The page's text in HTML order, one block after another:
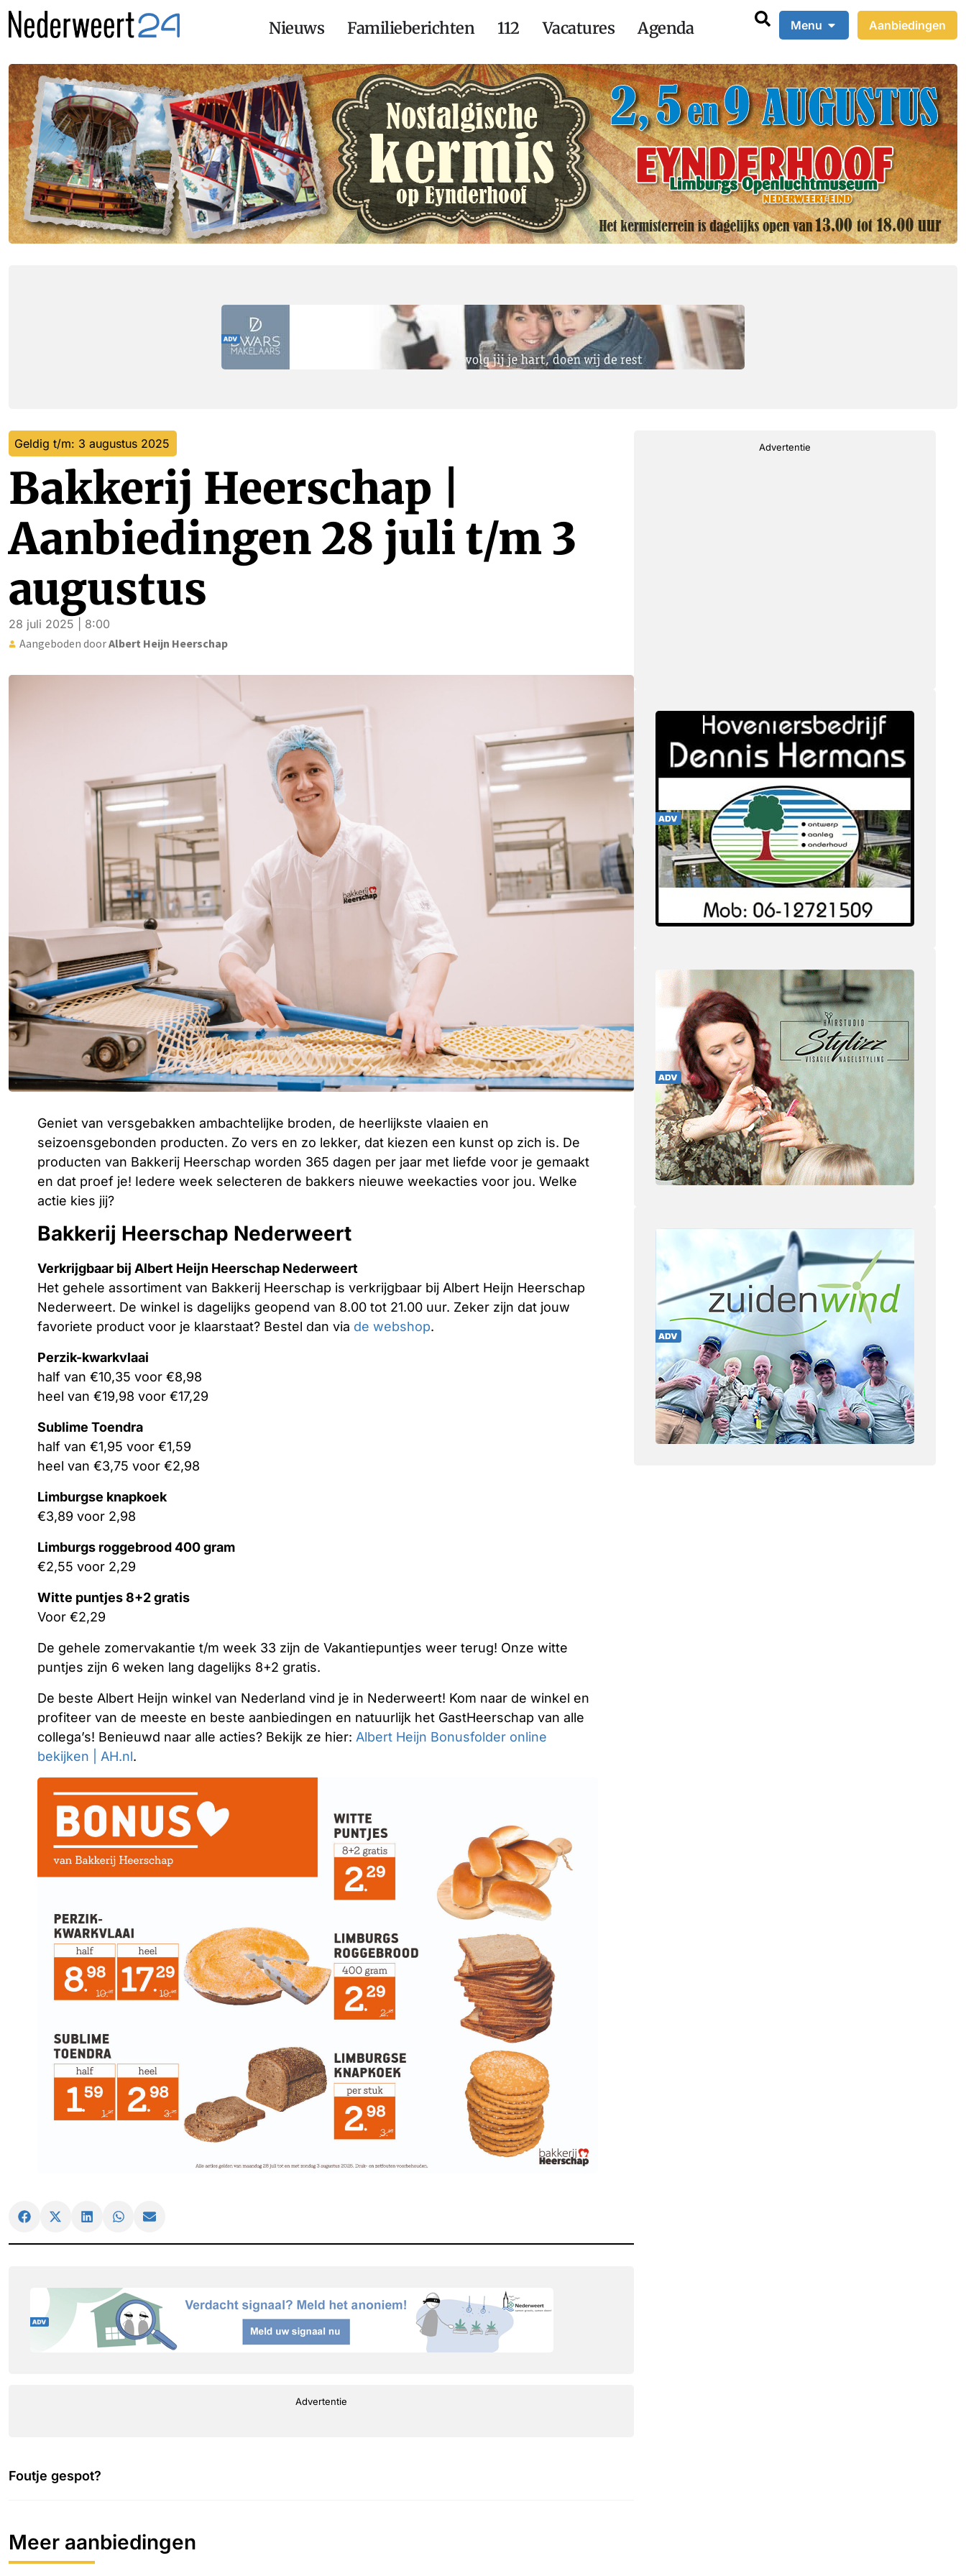
Nieuws Familieberichten 112 Vacatures Agenda Menu Aanbiedingen
Geldig t/m: 3 augustus 2025
Bakkerij Heerschap |
Aanbiedingen 28 juli t/m 3
augustus
28 juli 2025 | 8:00
Aangeboden doorAlbert Heijn Heerschap
Geniet van versgebakken ambachtelijke broden, de heerlijkste vlaaien en
seizoensgebonden producten. Zo vers en zo lekker, dat kiezen een kunst op zich is. De
producten van Bakkerij Heerschap worden 365 dagen per jaar met liefde voor je gemaakt
en dat proef je! Iedere week selecteren de bakkers nieuwe weekacties voor jou. Welke
actie kies jij?
Bakkerij Heerschap Nederweert
Verkrijgbaar bij Albert Heijn Heerschap Nederweert
Het gehele assortiment van Bakkerij Heerschap is verkrijgbaar bij Albert Heijn Heerschap
Nederweert. De winkel is dagelijks geopend van 8.00 tot 21.00 uur. Zeker zijn dat jouw
favoriete product voor je klaarstaat? Bestel dan via de webshop.
Perzik-kwarkvlaai
half van €10,35 voor €8,98
heel van €19,98 voor €17,29
Sublime Toendra
half van €1,95 voor €1,59
heel van €3,75 voor €2,98
Limburgse knapkoek
€3,89 voor 2,98
Limburgs roggebrood 400 gram
€2,55 voor 2,29
Witte puntjes 8+2 gratis
Voor €2,29
De gehele zomervakantie t/m week 33 zijn de Vakantiepuntjes weer terug! Onze witte
puntjes zijn 6 weken lang dagelijks 8+2 gratis.
De beste Albert Heijn winkel van Nederland vind je in Nederweert! Kom naar de winkel en
profiteer van de meeste en beste aanbiedingen en natuurlijk het GastHeerschap van alle
collega’s! Benieuwd naar alle acties? Bekijk ze hier: Albert Heijn Bonusfolder online
bekijken | AH.nl.
Advertentie
Advertentie
Foutje gespot?
Meer aanbiedingen